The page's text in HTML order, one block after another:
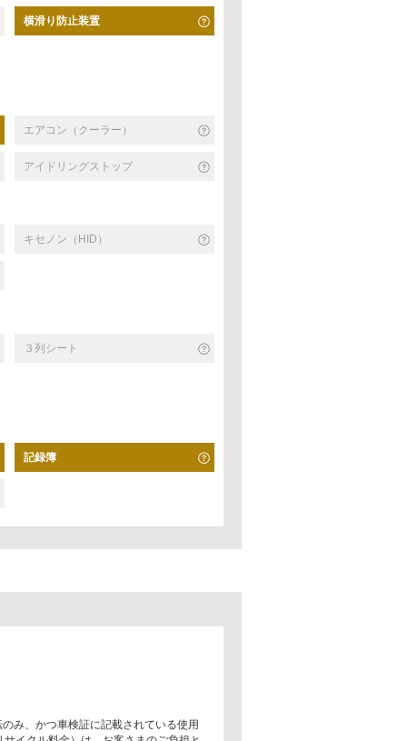
横滑り防止装置
エアコン（クーラー）
アイドリングストップ
キセノン（HID）
３列シート
記録簿
み、かつ車検証に記載されている使用